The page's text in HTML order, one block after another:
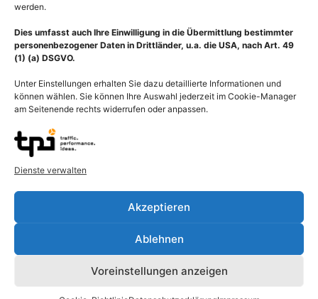
werden.
Dies umfasst auch Ihre Einwilligung in die Übermittlung bestimmter
personenbezogener Daten in Drittländer, u.a. die USA, nach Art. 49
(1) (a) DSGVO.
Unter Einstellungen erhalten Sie dazu detaillierte Informationen und
können wählen. Sie können Ihre Auswahl jederzeit im Cookie-Manager
am Seitenende rechts widerrufen oder anpassen.
Dienste verwalten
Akzeptieren
Ablehnen
Voreinstellungen anzeigen
Eine Infektion mit EHEC-Erregern kann zum Hämolytisch-
urämischen Syndrom (Gasser-Syndrom) führen, es ist eine
Erkrankung der kleinen Blutgefäße und damit eine von zwei